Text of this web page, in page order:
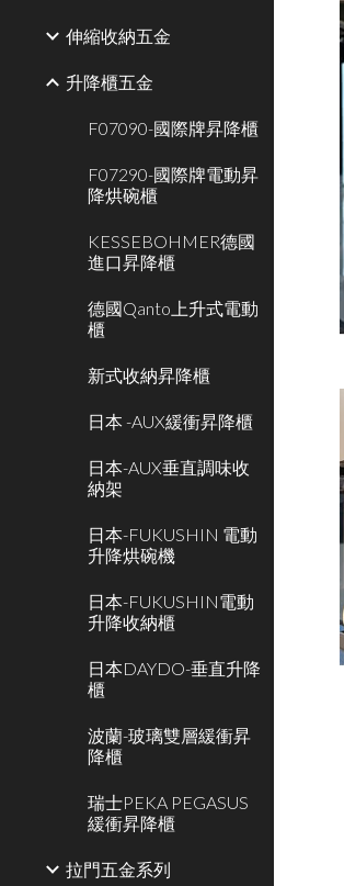
伸縮收納五金
升降櫃五金
F07090-國際牌昇降櫃
F07290-國際牌電動昇
降烘碗櫃
KESSEBOHMER德國
進口昇降櫃
德國Qanto上升式電動
櫃
新式收納昇降櫃
日本 -AUX緩衝昇降櫃
日本-AUX垂直調味收
納架
日本-FUKUSHIN 電動
升降烘碗機
日本-FUKUSHIN電動
升降收納櫃
日本DAYDO-垂直升降
櫃
波蘭-玻璃雙層緩衝昇
降櫃
瑞士PEKA PEGASUS
緩衝昇降櫃
拉門五金系列